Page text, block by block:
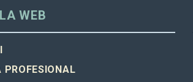
WEB
PROFESIONAL